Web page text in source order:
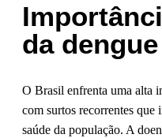
da
O Brasil enfrenta uma alta
com surtos recorrentes que
saúde da população. A